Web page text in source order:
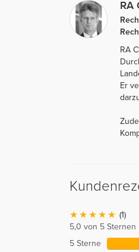
RA
RA
Er
(1)
5,0 von 5 Sternen
5 Sterne